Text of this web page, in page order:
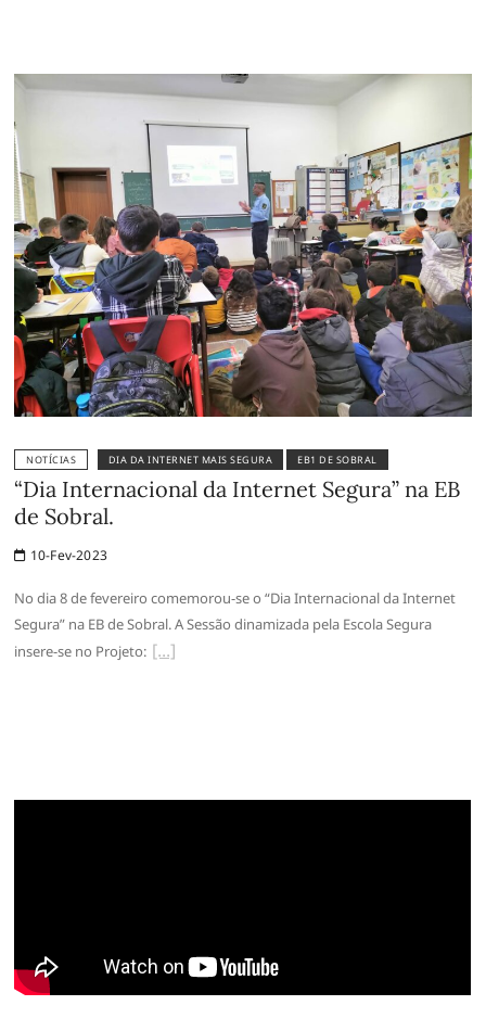
NOTÍCIAS DIA DA INTERNET MAIS SEGURA EB1 DE SOBRAL
“Dia Internacional da Internet Segura” na EB
de Sobral.
10-Fev-2023
No dia 8 de fevereiro comemorou-se o “Dia Internacional da Internet
Segura” na EB de Sobral. A Sessão dinamizada pela Escola Segura
insere-se no Projeto: